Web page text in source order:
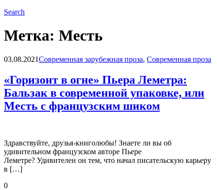
Search
Метка: Месть
Blog
03.08.2021Современная зарубежная проза, Современная проза
«Горизонт в огне» Пьера Леметра:
Бальзак в современной упаковке, или
Месть с французским шиком
Здравствуйте, друзья-книголюбы! Знаете ли вы об
удивительном французском авторе Пьере
Леметре? Удивителен он тем, что начал писательскую карьеру
в […]
0